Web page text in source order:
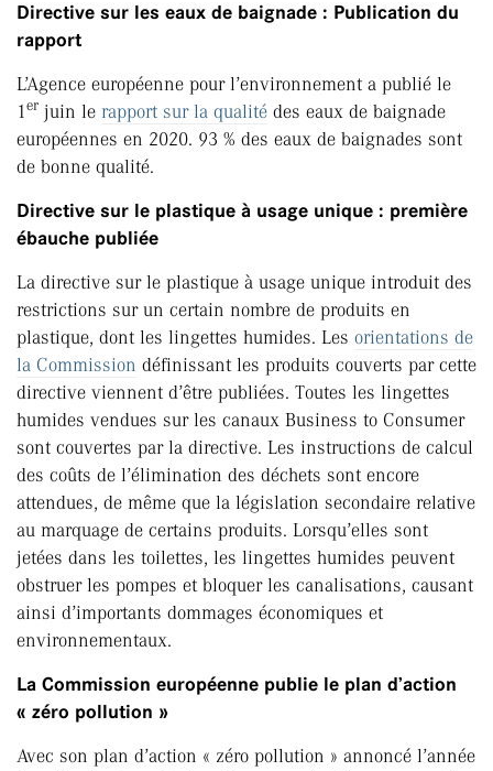
Directive sur les eaux de baignade : Publication du
rapport
L’Agence européenne pour l’environnement a publié le
1er juin le rapport sur la qualité des eaux de baignade
européennes en 2020. 93 % des eaux de baignades sont
de bonne qualité.
Directive sur le plastique à usage unique : première
ébauche publiée
La directive sur le plastique à usage unique introduit des
restrictions sur un certain nombre de produits en
plastique, dont les lingettes humides. Les orientations de
la Commission définissant les produits couverts par cette
directive viennent d’être publiées. Toutes les lingettes
humides vendues sur les canaux Business to Consumer
sont couvertes par la directive. Les instructions de calcul
des coûts de l’élimination des déchets sont encore
attendues, de même que la législation secondaire relative
au marquage de certains produits. Lorsqu’elles sont
jetées dans les toilettes, les lingettes humides peuvent
obstruer les pompes et bloquer les canalisations, causant
ainsi d’importants dommages économiques et
environnementaux.
La Commission européenne publie le plan d’action
« zéro pollution »
Avec son plan d’action « zéro pollution » annoncé l’année